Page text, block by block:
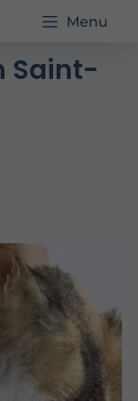
Menu
Saint-